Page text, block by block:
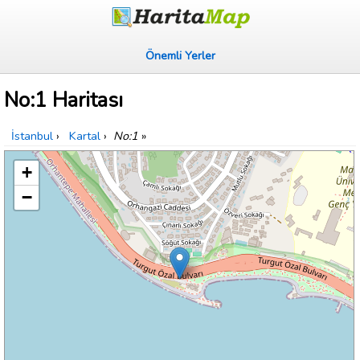
Önemli Yerler
No:1 Haritası
İstanbul › Kartal › No:1 »
+
−